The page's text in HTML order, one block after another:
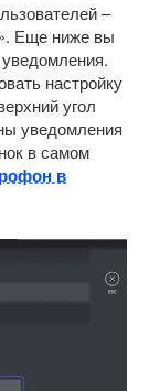
–
Еще ниже вы
настройку
угол
уведомления
в самом
в